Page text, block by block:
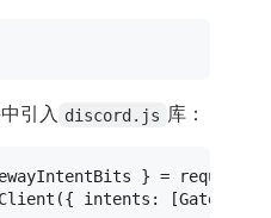
引入 discord.js 库：
} = require
Client ({ intents : [